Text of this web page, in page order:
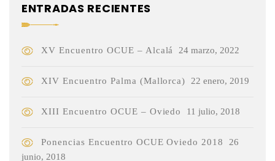
ENTRADAS RECIENTES
XV Encuentro OCUE – Alcalá 24 marzo, 2022
XIV Encuentro Palma (Mallorca) 22 enero, 2019
XIII Encuentro OCUE – Oviedo 11 julio, 2018
Ponencias Encuentro OCUE Oviedo 2018
26
junio, 2018